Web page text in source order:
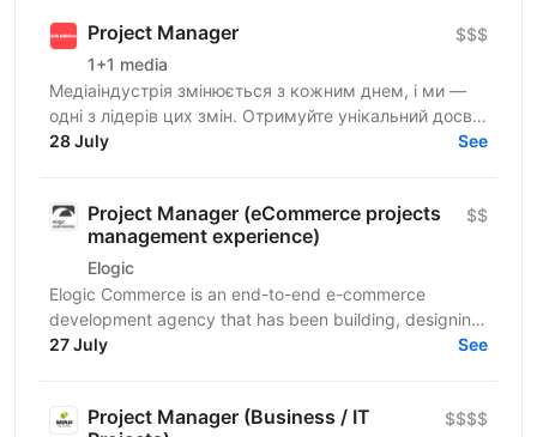
Project Manager
1+1 media
$$$
Медіаіндустрія змінюється з кожним днем, і ми —
одні з лідерів цих змін. Отримуйте унікальний досвід
роботи в компанії професіоналів, які встановлюють...
28 July See
Project Manager (eCommerce projects
management experience)
Elogic
$$
Elogic Commerce is an end-to-end e-commerce
development agency that has been building, designing,
and optimizing online stores since 2009. As a certified...
27 July See
Project Manager (Business / IT
$$$$